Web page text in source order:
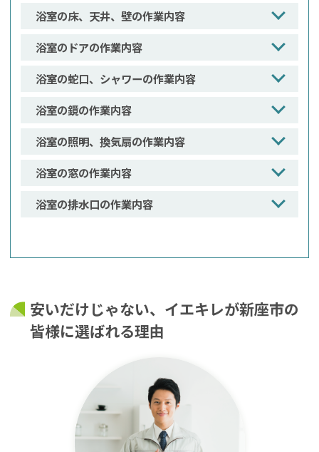
浴室の床、天井、壁の作業内容
浴室のドアの作業内容
浴室の蛇口、シャワーの作業内容
浴室の鏡の作業内容
浴室の照明、換気扇の作業内容
浴室の窓の作業内容
浴室の排水口の作業内容
安いだけじゃない、イエキレが新座市の
皆様に選ばれる理由